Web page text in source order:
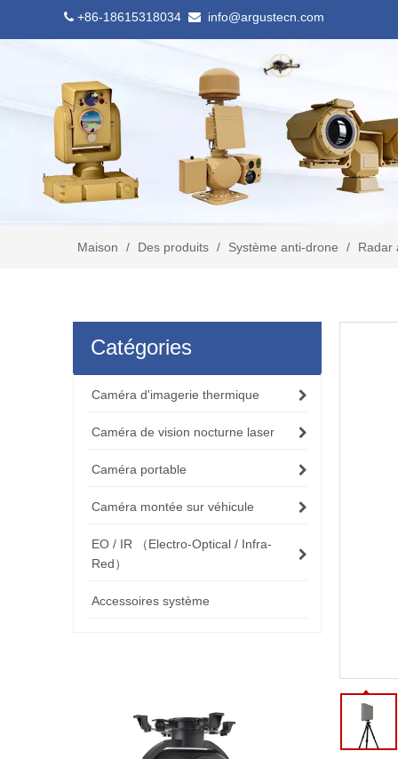
 +86-18615318034  info@argustecn.com
Maison / Des produits / Système anti-drone / Radar
Catégories
Caméra d'imagerie thermique
Caméra de vision nocturne laser
Caméra portable
Caméra montée sur véhicule
EO / IR （Electro-Optical / Infra-
Red）
Accessoires système